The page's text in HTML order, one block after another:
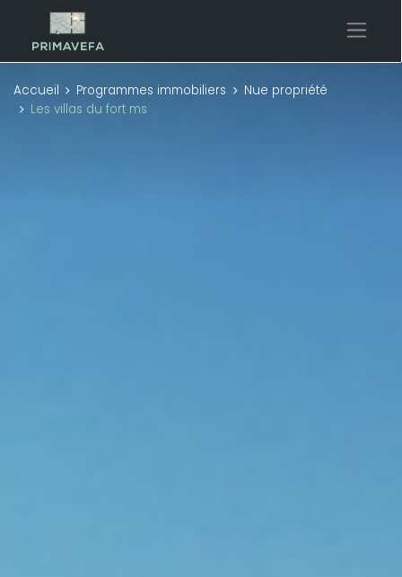
Accueil Programmes immobiliers
Nue propriété
Les villas du fort ms